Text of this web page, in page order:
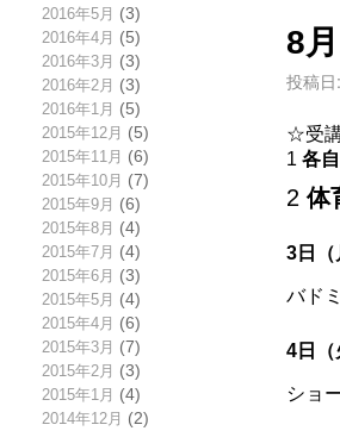
2016年5月 (3)
2016年4月 (5)
2016年3月 (3)
2016年2月 (3)
2016年1月 (5)
2015年12月 (5)
2015年11月 (6)
2015年10月 (7)
2015年9月 (6)
2015年8月 (4)
2015年7月 (4)
2015年6月 (3)
2015年5月 (4)
2015年4月 (6)
2015年3月 (7)
2015年2月 (3)
2015年1月 (4)
2014年12月 (2)
8
投稿日:
☆受
1 各
2 体
3日（
バド
4日（
ショ